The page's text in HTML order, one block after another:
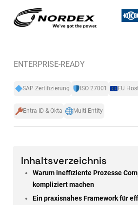
ENTERPRISE-READY
SAP Zertifizierung ISO 27001 EU
Entra ID & Okta Multi-Entity
Inhaltsverzeichnis
Warum ineffiziente Prozesse
kompliziert machen
Ein praxisnahes Framework für